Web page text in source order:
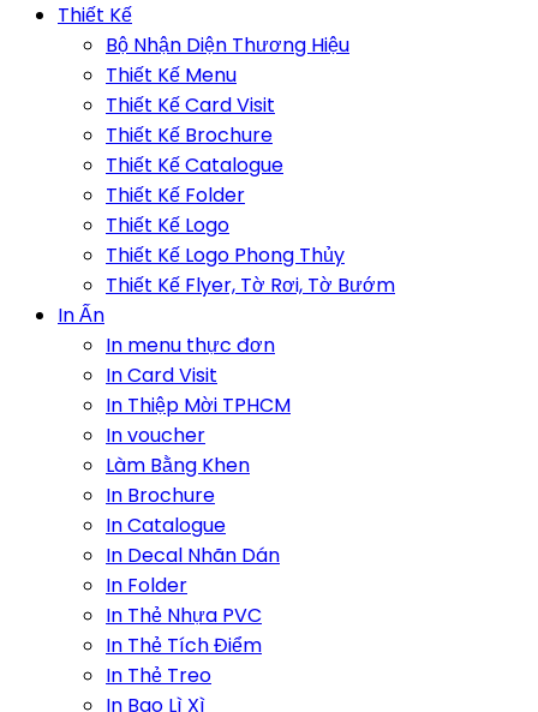
Thiết Kế
Bộ Nhận Diện Thương Hiệu
Thiết Kế Menu
Thiết Kế Card Visit
Thiết Kế Brochure
Thiết Kế Catalogue
Thiết Kế Folder
Thiết Kế Logo
Thiết Kế Logo Phong Thủy
Thiết Kế Flyer, Tờ Rơi, Tờ Bướm
In Ấn
In menu thực đơn
In Card Visit
In Thiệp Mời TPHCM
In voucher
Làm Bằng Khen
In Brochure
In Catalogue
In Decal Nhãn Dán
In Folder
In Thẻ Nhựa PVC
In Thẻ Tích Điểm
In Thẻ Treo
In Bao Lì Xì